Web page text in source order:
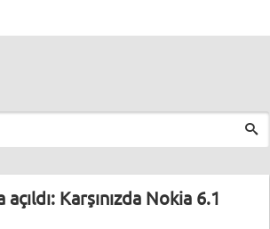
Karşınızda Nokia 6.1